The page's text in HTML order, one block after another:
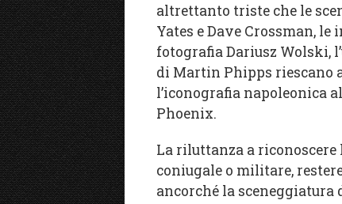
altrettanto triste che le
Yates e Dave Crossman,
fotografia Dariusz Wolski,
di Martin Phipps riescano
l’iconografia napoleonica
Phoenix.
La riluttanza a
coniugale o militare,
ancorché la sceneggiatura